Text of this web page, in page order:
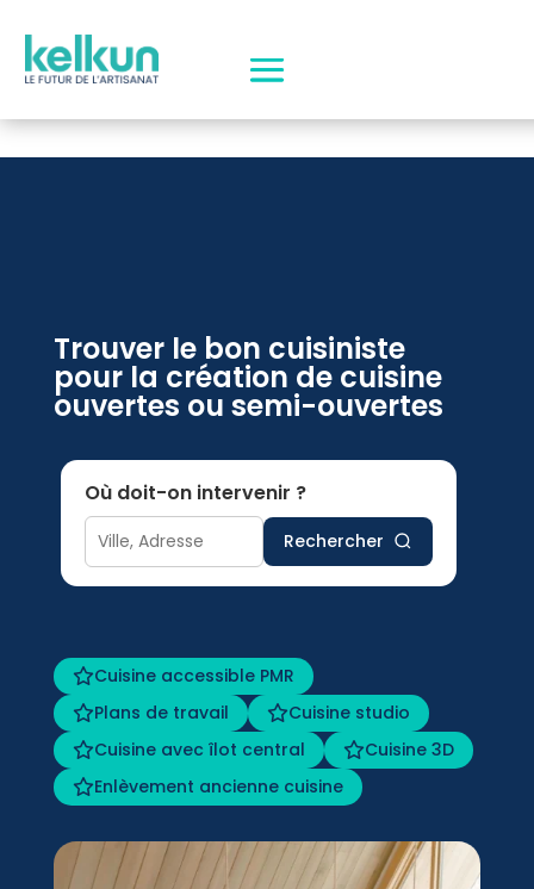
Trouver le bon cuisiniste
pour la création de cuisine
ouvertes ou semi-ouvertes
Où doit-on intervenir ?
Rechercher
Cuisine accessible PMR
Plans de travail
Cuisine studio
Cuisine avec îlot central
Cuisine 3D
Enlèvement ancienne cuisine